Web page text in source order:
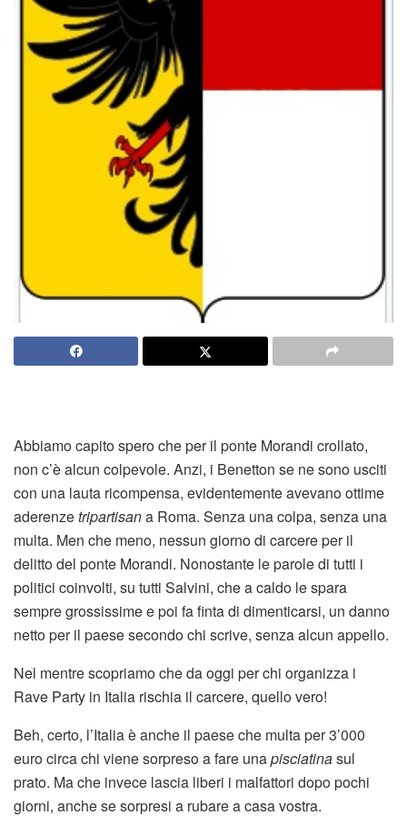
Abbiamo capito spero che per il ponte Morandi crollato,
non c’è alcun colpevole. Anzi, i Benetton se ne sono usciti
con una lauta ricompensa, evidentemente avevano ottime
aderenzetripartisana Roma. Senza una colpa, senza una
multa. Men che meno, nessun giorno di carcere per il
delitto del ponte Morandi. Nonostante le parole di tutti i
politici coinvolti, su tutti Salvini, che a caldo le spara
sempre grossissime e poi fa finta di dimenticarsi, un danno
netto per il paese secondo chi scrive, senza alcun appello.
Nel mentre scopriamo che da oggi per chi organizza i
Rave Party in Italia rischia il carcere, quello vero!
Beh, certo, l’Italia è anche il paese che multa per 3’000
euro circa chi viene sorpreso a fare unapisciatinasul
prato. Ma che invece lascia liberi i malfattori dopo pochi
giorni, anche se sorpresi a rubare a casa vostra.